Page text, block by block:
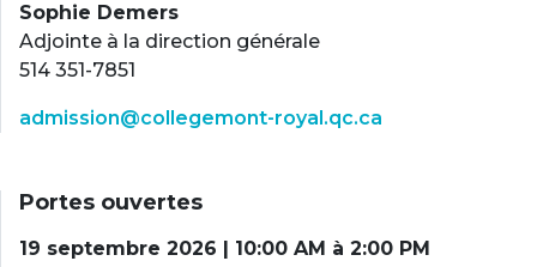
Sophie Demers
Adjointe à la direction générale
514 351-7851
admission@collegemont-royal.qc.ca
Portes ouvertes
19 septembre 2026 | 10:00 AM à 2:00 PM